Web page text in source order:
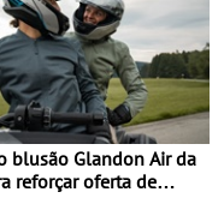
blusão Glandon Air da
reforçar oferta de